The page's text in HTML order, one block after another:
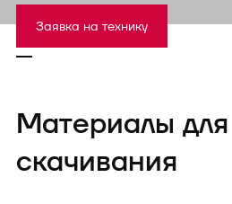
Заявка на технику
Материалы для
скачивания